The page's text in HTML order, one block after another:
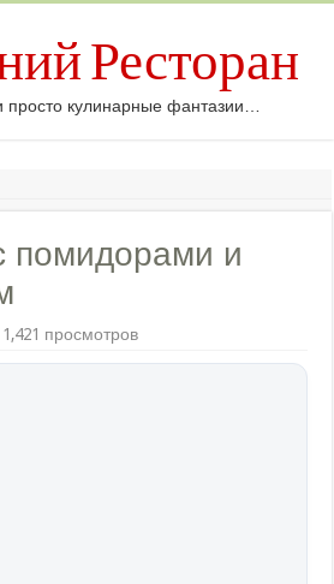
Ресторан
просто кулинарные фантазии…
помидорами и
1,421 просмотров